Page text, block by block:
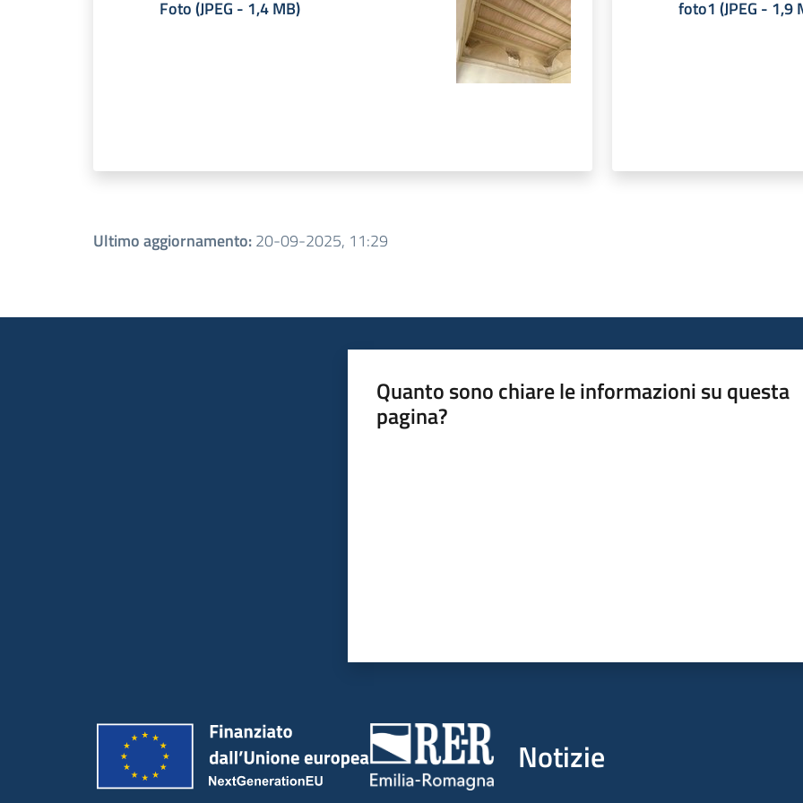
Foto(JPEG - 1,4 MB) foto1 (JPEG - 1,9
Ultimo aggiornamento:20-09-2025, 11:29
Quanto sono chiare le informazioni su questa
pagina?
Notizie